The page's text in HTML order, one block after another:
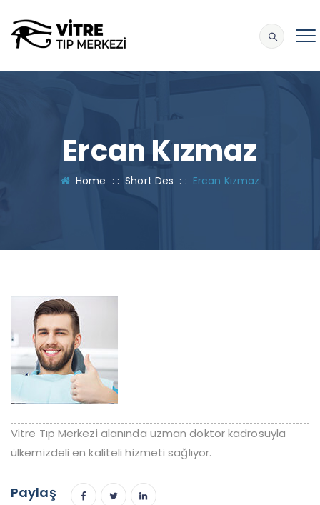
Ercan Kızmaz
Home : :Short Des : : Ercan Kızmaz
Vitre Tıp Merkezi alanında uzman doktor kadrosuyla
ülkemizdeli en kaliteli hizmeti sağlıyor.
Paylaş